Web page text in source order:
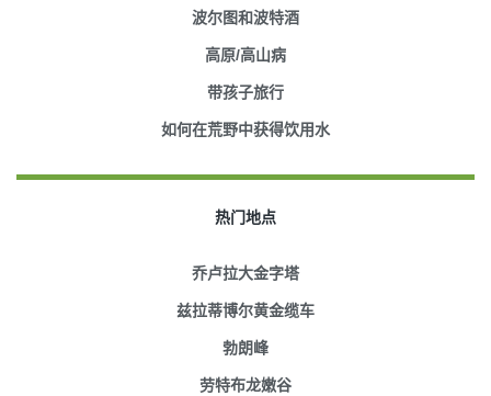
波尔图和波特酒
高原/高山病
带孩子旅行
如何在荒野中获得饮用水
热门地点
乔卢拉大金字塔
兹拉蒂博尔黄金缆车
勃朗峰
劳特布龙嫩谷